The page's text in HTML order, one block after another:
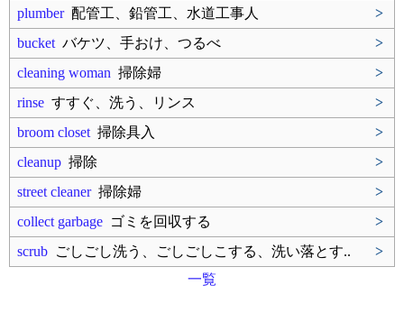
plumber配管工、鉛管工、水道工事人
>
bucket バケツ、手おけ、つるべ
>
cleaning woman 掃除婦
>
rinse すすぐ、洗う、リンス
>
broom closet 掃除具入
>
cleanup 掃除
>
street cleaner掃除婦
>
collect garbage ゴミを回収する
>
scrub ごしごし洗う、ごしごしこする、洗い落とす..
>
一覧